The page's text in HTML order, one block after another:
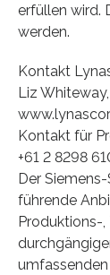
erfüllen wird.
werden.
Kontakt
Liz
Kontakt für
+61 2 8298
Der
führende
Produktions-